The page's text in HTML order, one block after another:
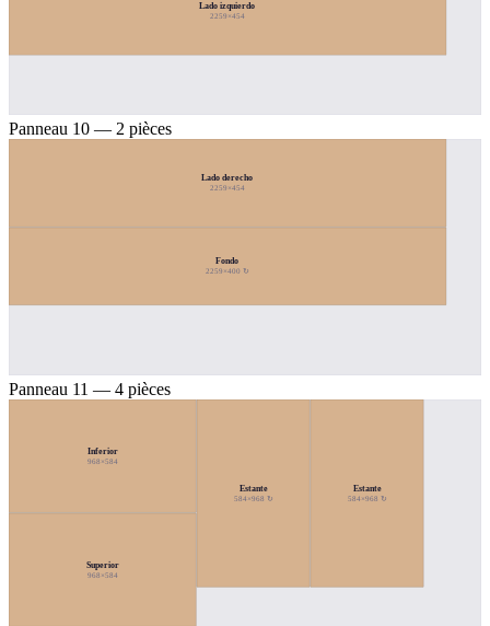
Lado izquierdo
2259×454
Panneau 10 — 2 pièces
Lado derecho
2259×454
Fondo
2259×400 ↻
Panneau 11 — 4 pièces
Inferior
968×584
Superior
968×584
Estante
584×968 ↻
Estante
584×968 ↻